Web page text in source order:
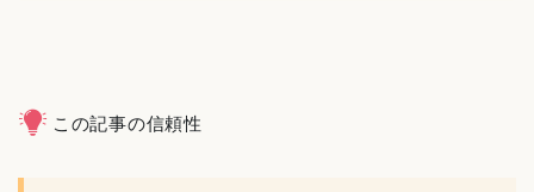
この記事の信頼性